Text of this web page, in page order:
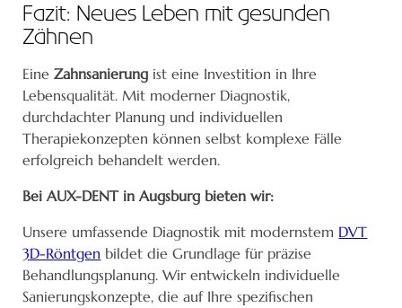
Fazit: Neues Leben mit gesunden
Zähnen
EineZahnsanierung ist eine Investition in Ihre
Lebensqualität. Mit moderner Diagnostik,
durchdachter Planung und individuellen
Therapiekonzepten können selbst komplexe Fälle
erfolgreich behandelt werden.
Bei AUX-DENT in Augsburg bieten wir:
Unsere umfassende Diagnostik mit modernstem DVT
3D-Röntgen bildet die Grundlage für präzise
Behandlungsplanung. Wir entwickeln individuelle
Sanierungskonzepte, die auf Ihre spezifischen